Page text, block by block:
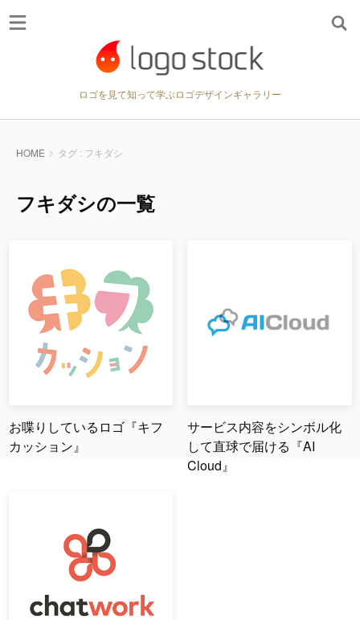
ロゴを見て知って学ぶロゴデザインギャラリー
HOME タグ : フキダシ
フキダシの一覧
お喋りしているロゴ『キフ
カッション』
サービス内容をシンボル化
して直球で届ける『AI
Cloud』